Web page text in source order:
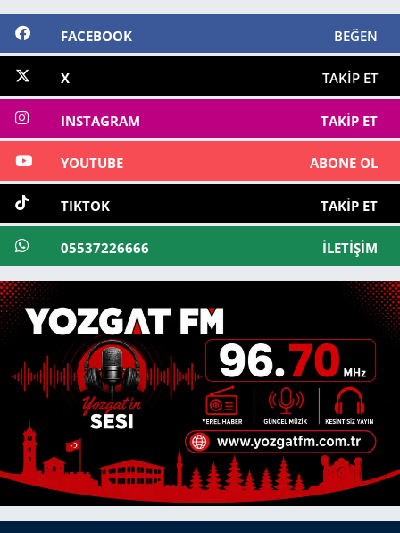
FACEBOOK BEĞEN
X TAKIP ET
INSTAGRAM TAKIP ET
YOUTUBE ABONE OL
TIKTOK TAKIP ET
05537226666 İLETIŞIM